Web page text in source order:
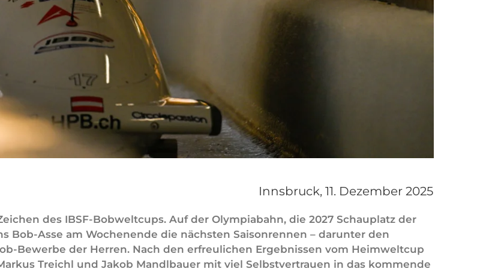
Innsbruck, 11. Dezember 2025
des IBSF-Bobweltcups. Auf der Olympiabahn, die 2027 Schauplatz der
Bob-Asse am Wochenende die nächsten Saisonrennen – darunter den
Bewerbe der Herren. Nach den erfreulichen Ergebnissen vom Heimweltcup
Treichl und Jakob Mandlbauer mit viel Selbstvertrauen in das kommende